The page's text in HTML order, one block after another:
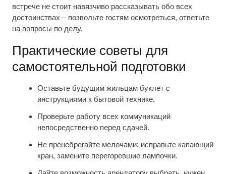
встрече не стоит навязчиво рассказывать обо всех
достоинствах – позвольте гостям осмотреться, ответьте
на вопросы по делу.
Практические советы для
самостоятельной подготовки
Оставьте будущим жильцам буклет с
инструкциями к бытовой технике.
Проверьте работу всех коммуникаций
непосредственно перед сдачей.
Не пренебрегайте мелочами: исправьте капающий
кран, замените перегоревшие лампочки.